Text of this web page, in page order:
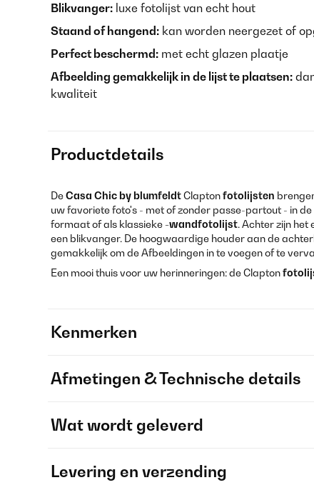
Blikvanger: luxe fotolijst van echt hout
Staand of hangend: kan worden neergezet of
Perfect beschermd: met echt glazen plaatje
Afbeelding gemakkelijk in de lijst te plaatsen:
kwaliteit
Productdetails
DeCasa Chic by blumfeldtClaptonfotolijsten
uw favoriete foto's - met of zonder passe-partout - in
formaat of als klassieke-wandfotolijst. Achter zijn
een blikvanger. De hoogwaardige houder aan de
gemakkelijk om de Afbeeldingen in te voegen of te
Een mooi thuis voor uw herinneringen: de Clapton
Kenmerken
Afmetingen & Technische details
Wat wordt geleverd
Levering en verzending